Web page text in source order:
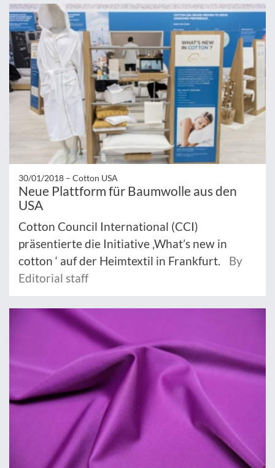
30/01/2018 – Cotton USA
Neue Plattform für Baumwolle aus den
USA
Cotton Council International (CCI)
präsentierte die Initiative ‚What’s new in
cotton ‘ auf der Heimtextil in Frankfurt.
By
Editorial staff